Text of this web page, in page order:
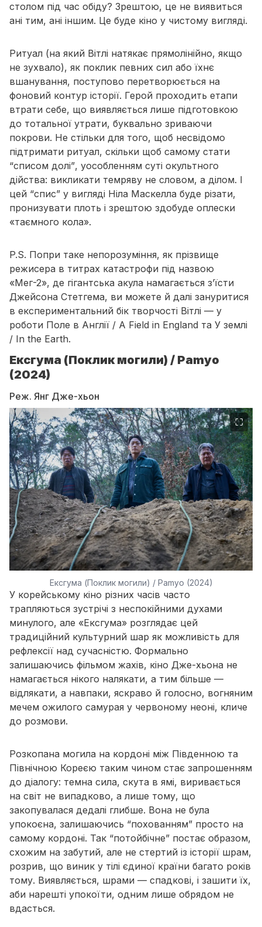
столом під час обіду? Зрештою, це не виявиться
ані тим, ані іншим. Це буде кіно у чистому вигляді.
Ритуал (на який Вітлі натякає прямолінійно, якщо
не зухвало), як поклик певних сил або їхнє
вшанування, поступово перетворюється на
фоновий контур історії. Герой проходить етапи
втрати себе, що виявляється лише підготовкою
до тотальної утрати, буквально зриваючи
покрови. Не стільки для того, щоб несвідомо
підтримати ритуал, скільки щоб самому стати
“списом долі”, уособленням суті окультного
дійства: викликати темряву не словом, а ділом. І
цей “спис” у вигляді Ніла Маскелла буде різати,
пронизувати плоть і зрештою здобуде оплески
«таємного кола».
P.S. Попри таке непорозуміння, як прізвище
режисера в титрах катастрофи під назвою
«Мег-2», де гігантська акула намагається з’їсти
Джейсона Стетгема, ви можете й далі зануритися
в експериментальний бік творчості Вітлі — у
роботи Поле в Англії / A Field in England та У землі
/ In the Earth.
Ексгума (Поклик могили) / Pamyo
(2024)
Реж. Янг Дже-хьон
⛶
Ексгума (Поклик могили) / Pamyo (2024)
У корейському кіно різних часів часто
трапляються зустрічі з неспокійними духами
минулого, але «Ексгума» розглядає цей
традиційний культурний шар як можливість для
рефлексії над сучасністю. Формально
залишаючись фільмом жахів, кіно Дже-хьона не
намагається нікого налякати, а тим більше —
відлякати, а навпаки, яскраво й голосно, вогняним
мечем ожилого самурая у червоному неоні, кличе
до розмови.
Розкопана могила на кордоні між Південною та
Північною Кореєю таким чином стає запрошенням
до діалогу: темна сила, скута в ямі, виривається
на світ не випадково, а лише тому, що
закопувалася дедалі глибше. Вона не була
упокоєна, залишаючись “похованням” просто на
самому кордоні. Так “потойбічне” постає образом,
схожим на забутий, але не стертий із історії шрам,
розрив, що виник у тілі єдиної країни багато років
тому. Виявляється, шрами — спадкові, і зашити їх,
аби нарешті упокоїти, одним лише обрядом не
вдасться.